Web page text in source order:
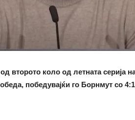
второто коло од летната серија
победувајќи го Борнмут со